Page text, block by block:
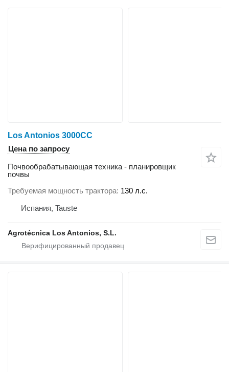
Los Antonios 3000CC
Цена по запросу
Почвообрабатывающая техника - планировщик
почвы
Требуемая мощность трактора 130 л.с.
Испания, Tauste
Agrotécnica Los Antonios, S.L.